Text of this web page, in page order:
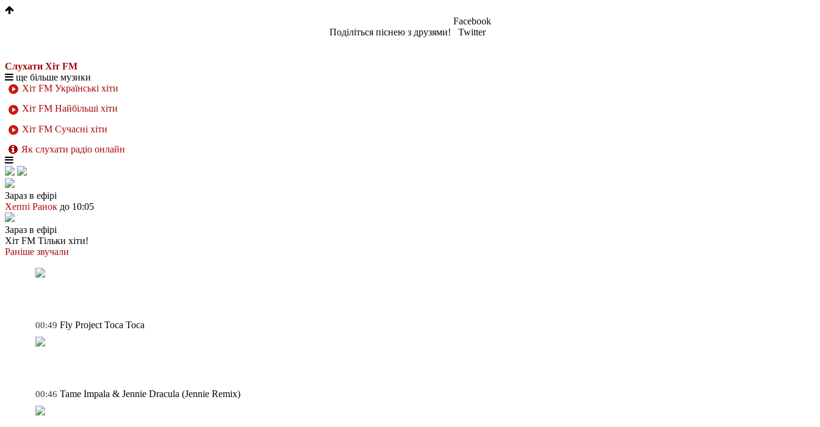
Поділіться піснею з друзями!
Facebook
Twitter
Слухати Хіт FM
ще більше музики
Хіт FM Українські хіти
Хіт FM Найбільші хіти
Хіт FM Сучасні хіти
Як слухати радіо онлайн
Зараз в ефірі
Хеппі Ранок до 10:05
Зараз в ефірі
Хіт FM Тільки хіти!
Раніше звучали
00:49 Fly Project Toca Toca
00:46 Tame Impala & Jennie Dracula (Jennie Remix)